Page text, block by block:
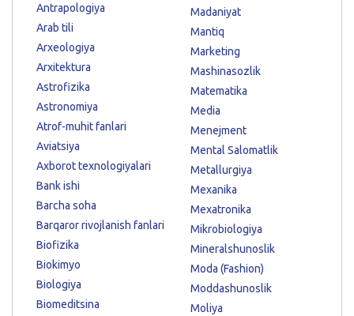
Antrapologiya
Arab tili
Arxeologiya
Arxitektura
Astrofizika
Astronomiya
Atrof-muhit fanlari
Aviatsiya
Axborot texnologiyalari
Bank ishi
Barcha soha
Barqaror rivojlanish fanlari
Biofizika
Biokimyo
Biologiya
Biomeditsina
Madaniyat
Mantiq
Marketing
Mashinasozlik
Matematika
Media
Menejment
Mental Salomatlik
Metallurgiya
Mexanika
Mexatronika
Mikrobiologiya
Mineralshunoslik
Moda (Fashion)
Moddashunoslik
Moliya